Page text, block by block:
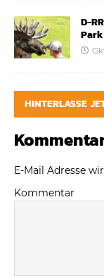
D-
HINTERLASSE
E-Mail Adresse
Kommentar